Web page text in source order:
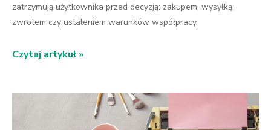
zatrzymują użytkownika przed decyzją: zakupem, wysyłką,
zwrotem czy ustaleniem warunków współpracy.
Czytaj artykuł »